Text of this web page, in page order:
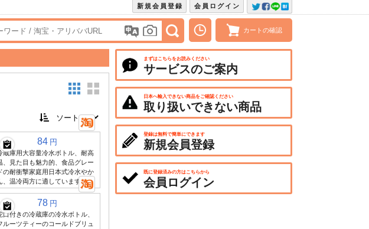
会員ログイン
新規会員登録
カートの確認
84 円
蔵庫用大容量冷水ボトル、耐高
、見た目も魅力的、食品グレー
の耐衝撃家庭用日本式冷水やか
、温冷両方に適しています
78 円
口付きの冷蔵庫の冷水ボトル、
ルーツティーのコールドブリュ
まずはこちらをお読みください
サービスのご案内
日本へ輸入できない商品をご確認ください
取り扱いできない商品
登録は無料で簡単にできます
新規会員登録
既に登録済みの方はこちらから
会員ログイン